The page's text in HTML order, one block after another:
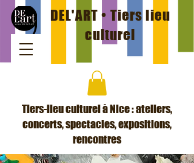
DEL'ART • Tiers lieu
culturel
Tiers-lieu culturel à Nice : ateliers,
concerts, spectacles, expositions,
rencontres